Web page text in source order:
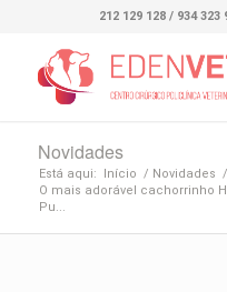
212 129 128 / 934
Novidades
Está aqui: Início / Novidades /
O mais adorável cachorrinho
Pu...